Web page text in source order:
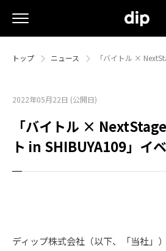
トップ ニュース 「バイトル ×
2022年05月22日 (公開日)
「バイトル ×
ト in SHIBUYA109」イ
ディップ株式会社（以下、「当社」